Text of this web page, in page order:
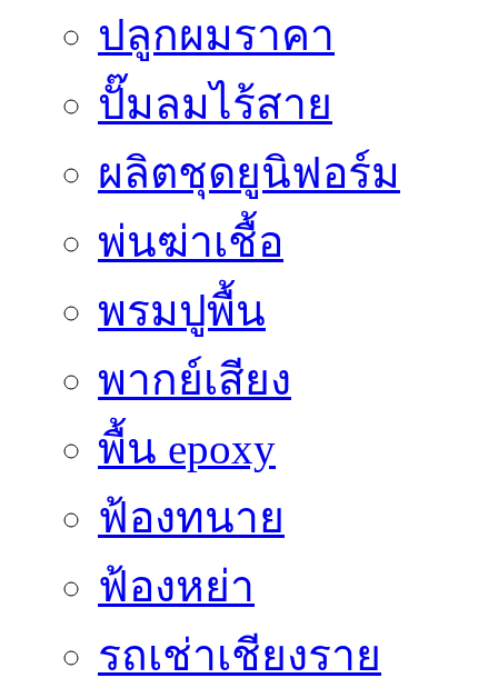
ปลูกผมราคา
ปั๊มลมไร้สาย
ผลิตชุดยูนิฟอร์ม
พ่นฆ่าเชื้อ
พรมปูพื้น
พากย์เสียง
พื้น epoxy
ฟ้องทนาย
ฟ้องหย่า
รถเช่าเชียงราย